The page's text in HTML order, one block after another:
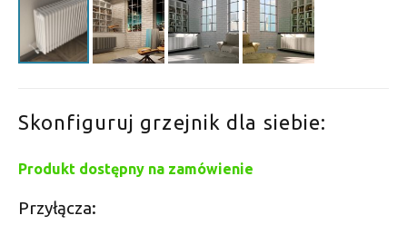
Skonfiguruj grzejnik dla siebie:
Produkt dostępny na zamówienie
Przyłącza: